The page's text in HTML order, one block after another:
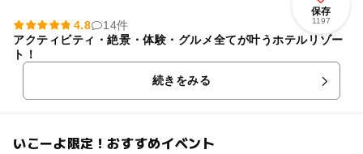
保存
1197
4.8
14件
アクティビティ・絶景・体験・グルメ全てが叶うホテルリゾー
ト！
続きをみる
いこーよ限定！おすすめイベント